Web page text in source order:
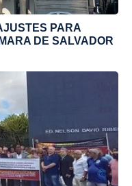
PARA
DE SALVADOR